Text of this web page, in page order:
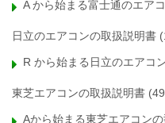
A から始まる富士通のエア
日立のエアコンの取扱説明書
R から始まる日立のエアコ
東芝エアコンの取扱説明書
Aから始まる東芝エアコン